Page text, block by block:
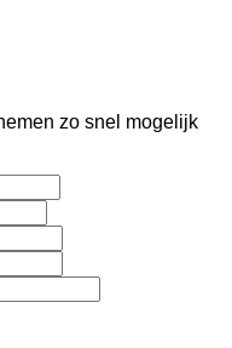
zo snel mogelijk